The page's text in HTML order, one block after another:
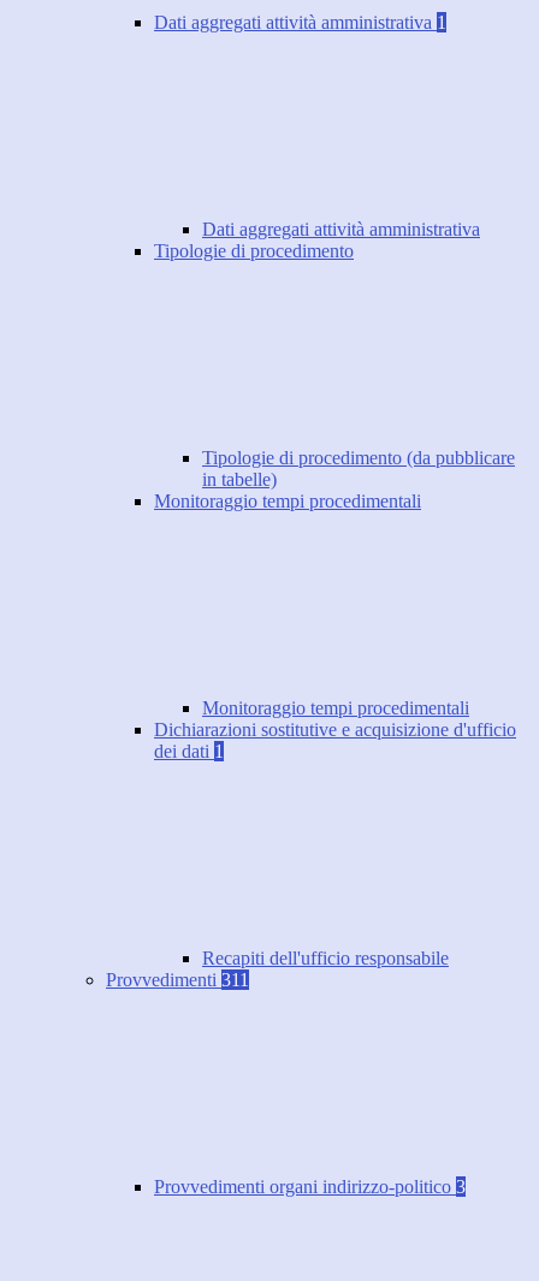
Dati aggregati attività amministrativa 1
Dati aggregati attività amministrativa
Tipologie di procedimento
Tipologie di procedimento (da pubblicare
in tabelle)
Monitoraggio tempi procedimentali
Monitoraggio tempi procedimentali
Dichiarazioni sostitutive e acquisizione d'ufficio
dei dati 1
Recapiti dell'ufficio responsabile
Provvedimenti 311
Provvedimenti organi indirizzo-politico 3